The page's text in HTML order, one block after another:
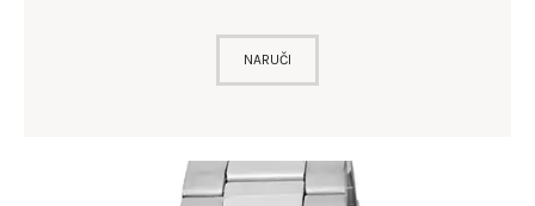
NARUČI